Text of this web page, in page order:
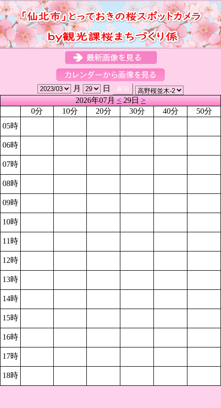
月
日
2026年07月<29日>
0分
10分 20分 30分 40分
50分
05時
06時
07時
08時
09時
10時
11時
12時
13時
14時
15時
16時
17時
18時